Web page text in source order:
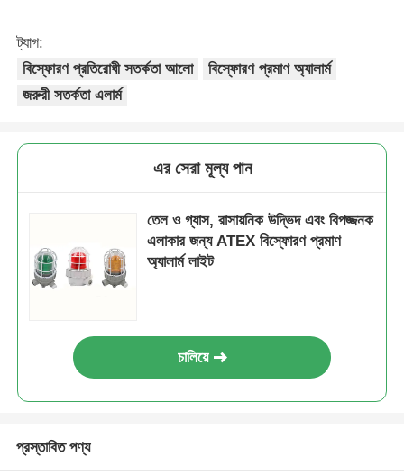
ট্যাগ:
বিস্ফোরণ প্রতিরোধী সতর্কতা আলো
বিস্ফোরণ প্রমাণ অ্যালার্ম
জরুরী সতর্কতা এলার্ম
এর সেরা মূল্য পান
তেল ও গ্যাস, রাসায়নিক উদ্ভিদ এবং বিপজ্জনক
এলাকার জন্য ATEX বিস্ফোরণ প্রমাণ
অ্যালার্ম লাইট
চালিয়ে
প্রস্তাবিত পণ্য